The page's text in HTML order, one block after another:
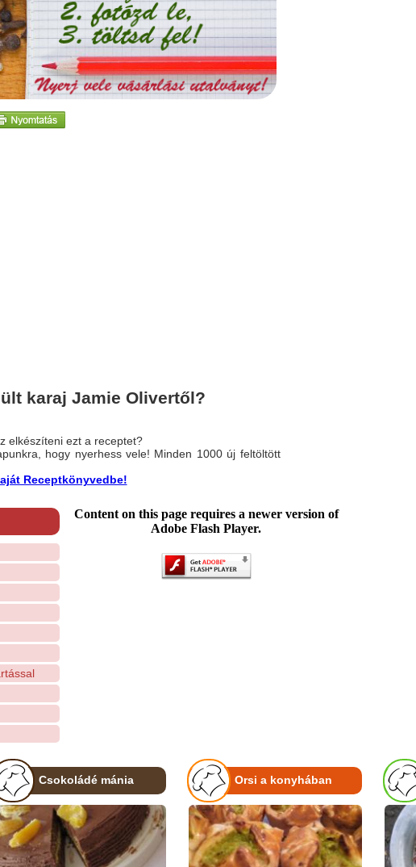
karaj Jamie Olivertől?
elkészíteni ezt a receptet?
hogy nyerhess vele! Minden 1000 új feltöltött
Receptkönyvedbe!
Content on this page requires a newer version of
Adobe Flash Player.
Csokoládé mánia Orsi a konyhában